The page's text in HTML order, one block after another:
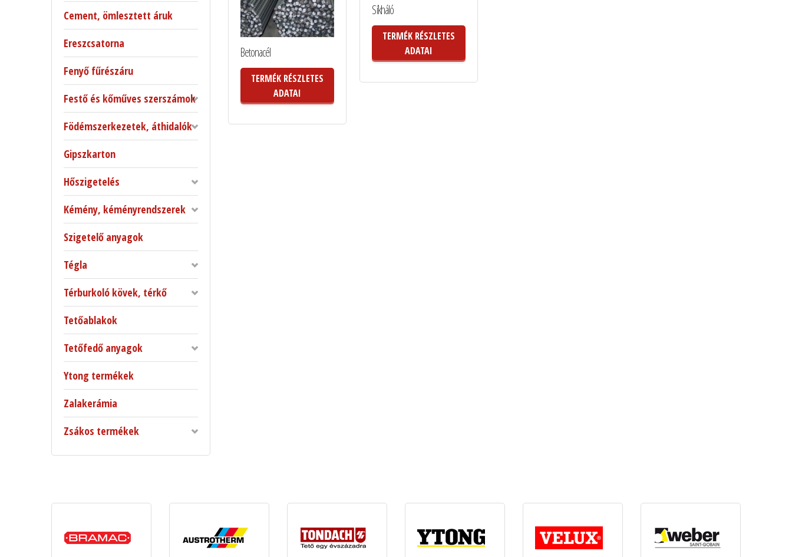
Cement, ömlesztett áruk
Ereszcsatorna
Fenyő fűrészáru
Festő és kőműves szerszámok
Födémszerkezetek, áthidalók
Gipszkarton
Hőszigetelés
Kémény, kéményrendszerek
Szigetelő anyagok
Tégla
Térburkoló kövek, térkő
Tetőablakok
Tetőfedő anyagok
Ytong termékek
Zalakerámia
Zsákos termékek
Betonacél
TERMÉK RÉSZLETES
ADATAI
Síkháló
TERMÉK RÉSZLETES
ADATAI